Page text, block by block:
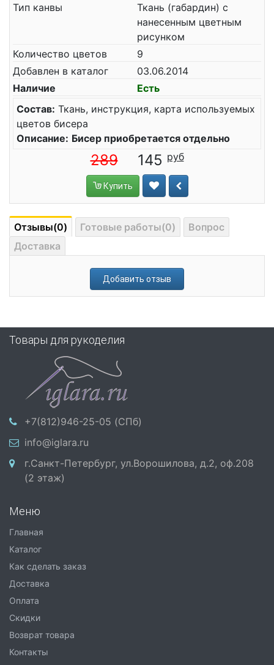
Тип канвы
Ткань (габардин) с
нанесенным цветным
рисунком
Количество цветов
9
Добавлен в каталог
03.06.2014
Наличие
Есть
Состав: Ткань, инструкция, карта используемых
цветов бисера
Описание: Бисер приобретается отдельно
289 145
Купить
Отзывы(0) Готовые работы(0)
Вопрос
Доставка
Добавить отзыв
Товары для рукоделия
+7(812)946-25-05 (СПб)
info@iglara.ru
г.Санкт-Петербург, ул.Ворошилова, д.2, оф.208
(2 этаж)
Меню
Главная
Каталог
Как сделать заказ
Доставка
Оплата
Скидки
Возврат товара
Контакты